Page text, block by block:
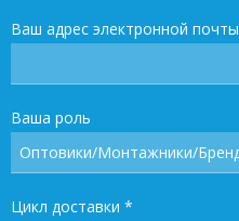
Ваш адрес электронной почты
Ваша роль
Цикл доставки *